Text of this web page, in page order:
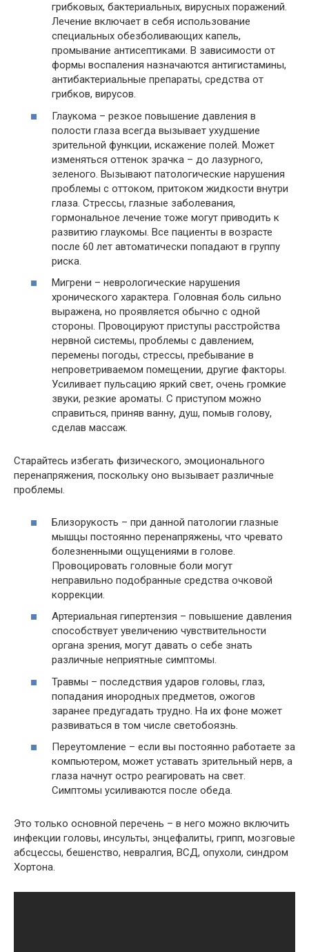
грибковых, бактериальных, вирусных поражений.
Лечение включает в себя использование
специальных обезболивающих капель,
промывание антисептиками. В зависимости от
формы воспаления назначаются антигистамины,
антибактериальные препараты, средства от
грибков, вирусов.
Глаукома – резкое повышение давления в
полости глаза всегда вызывает ухудшение
зрительной функции, искажение полей. Может
изменяться оттенок зрачка – до лазурного,
зеленого. Вызывают патологические нарушения
проблемы с оттоком, притоком жидкости внутри
глаза. Стрессы, глазные заболевания,
гормональное лечение тоже могут приводить к
развитию глаукомы. Все пациенты в возрасте
после 60 лет автоматически попадают в группу
риска.
Мигрени – неврологические нарушения
хронического характера. Головная боль сильно
выражена, но проявляется обычно с одной
стороны. Провоцируют приступы расстройства
нервной системы, проблемы с давлением,
перемены погоды, стрессы, пребывание в
непроветриваемом помещении, другие факторы.
Усиливает пульсацию яркий свет, очень громкие
звуки, резкие ароматы. С приступом можно
справиться, приняв ванну, душ, помыв голову,
сделав массаж.
Старайтесь избегать физического, эмоционального
перенапряжения, поскольку оно вызывает различные
проблемы.
Близорукость – при данной патологии глазные
мышцы постоянно перенапряжены, что чревато
болезненными ощущениями в голове.
Провоцировать головные боли могут
неправильно подобранные средства очковой
коррекции.
Артериальная гипертензия – повышение давления
способствует увеличению чувствительности
органа зрения, могут давать о себе знать
различные неприятные симптомы.
Травмы – последствия ударов головы, глаз,
попадания инородных предметов, ожогов
заранее предугадать трудно. На их фоне может
развиваться в том числе светобоязнь.
Переутомление – если вы постоянно работаете за
компьютером, может уставать зрительный нерв, а
глаза начнут остро реагировать на свет.
Симптомы усиливаются после обеда.
Это только основной перечень – в него можно включить
инфекции головы, инсульты, энцефалиты, грипп, мозговые
абсцессы, бешенство, невралгия, ВСД, опухоли, синдром
Хортона.